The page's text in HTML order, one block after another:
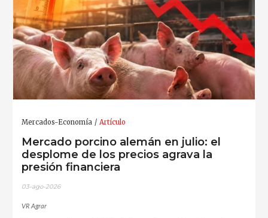
Mercados-Economía Artículo
Mercado porcino alemán en julio: el
desplome de los precios agrava la
presión financiera
03-ago-2026
VR Agrar